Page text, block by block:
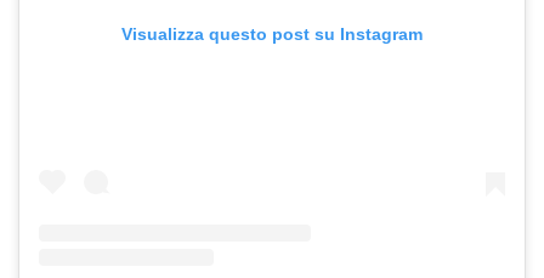
Visualizza questo post su Instagram